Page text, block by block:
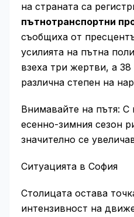
на страната са
пътнотранспортни
съобщиха от
усилията на пътна
взеха три жертви, а
различна степен на
Внимавайте на пътя: С
есенно-зимния сезон
значително се
Ситуацията в София
Столицата остава
интензивност на